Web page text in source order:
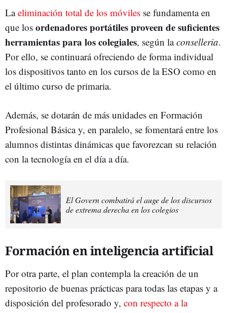
Laeliminación total de los móviles se fundamenta en
que los ordenadores portátiles proveen de suficientes
herramientas para los colegiales, según laconselleria.
Por ello, se continuará ofreciendo de forma individual
los dispositivos tanto en los cursos de la ESO como en
el último curso de primaria.
Además, se dotarán de más unidades en Formación
Profesional Básica y, en paralelo, se fomentará entre los
alumnos distintas dinámicas que favorezcan su relación
con la tecnología en el día a día.
El Govern combatirá el auge de los discursos
de extrema derecha en los colegios
Formación en inteligencia artificial
Por otra parte, el plan contempla la creación de un
repositorio de buenas prácticas para todas las etapas y a
disposición del profesorado y, con respecto a la